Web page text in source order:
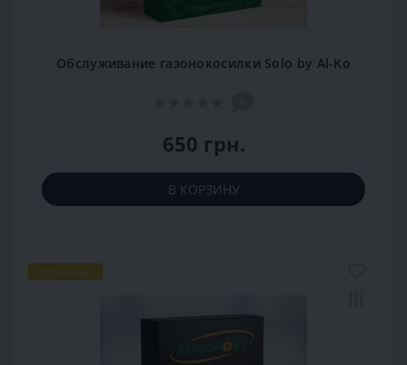
Обслуживание газонокосилки Solo by Al-Ko
650 грн.
В КОРЗИНУ
Популярный